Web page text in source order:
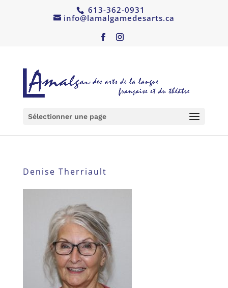
613-362-0931
info@lamalgamedesarts.ca
Sélectionner une page
Denise Therriault